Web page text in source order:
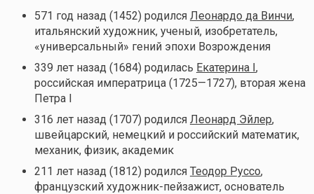
571 год назад (1452) родился Леонардо да Винчи,
итальянский художник, ученый, изобретатель,
«универсальный» гений эпохи Возрождения
339 лет назад (1684) родилась Екатерина I,
российская императрица (1725—1727), вторая жена
Петра I
316 лет назад (1707) родился Леонард Эйлер,
швейцарский, немецкий и российский математик,
механик, физик, академик
211 лет назад (1812) родился Теодор Руссо,
французский художник-пейзажист, основатель